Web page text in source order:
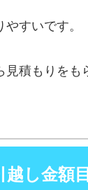
すいです。
積もりをも
越し金額